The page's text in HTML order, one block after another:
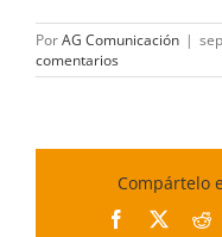
PorAG Comunicación |
comentarios
Compártelo
Facebook
X